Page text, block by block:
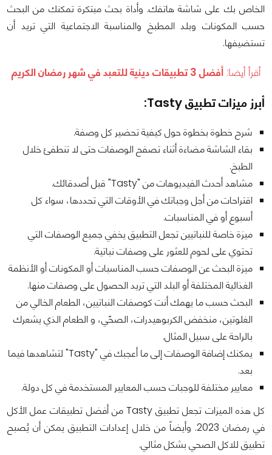
الخاص بك على شاشة هاتفك. وأداة بحث مبتكرة تمكنك من البحث
حسب المكونات وبلد المطبخ والمناسبة الاجتماعية التي تريد أن
تستضيفها.
أقرأ أيضا: أفضل 3 تطبيقات دينية للتعبد في شهر رمضان الكريم
أبرز ميزات تطبيق Tasty:
شرح خطوة بخطوة حول كيفية تحضير كل وصفة.
بقاء الشاشة مضاءة أثناء تصفح الوصفات حتى لا تنطفئ خلال
الطبخ.
مشاهد أحدث الفيديوهات من "Tasty" قبل أصدقائك.
اقتراحات من أجل وجباتك في الأوقات التي تحددها، سواء كل
أسبوع أو في المناسبات.
ميزة خاصة للنباتيين تجعل التطبيق يخفي جميع الوصفات التي
تحتوي على لحوم للعثور على وصفات نباتية.
ميزة البحث عن الوصفات حسب المناسبات أو المكونات أو الأنظمة
الغذائية المختلفة أو البلد التي تريد الحصول على وصفات منها.
البحث حسب ما يهمك أنت كوصفات النباتيين، الطعام الخالي من
الغلوتين، منخفض الكربوهيدرات، الصحّي، و الطعام الذي يشعرك
بالراحة على سبيل المثال.
يمكنك إضافة الوصفات إلى ما أعجبك في "Tasty" لتشاهدها فيما
بعد.
معايير مختلفة للوجبات حسب المعايير المستخدمة في كل دولة.
كل هذه الميزات تجعل تطبيق Tasty من أفضل تطبيقات عمل الأكل
في رمضان 2023. وأيضاً من خلال إعدادات التطبيق يمكن أن يُصبح
تطبيق للاكل الصحي بشكل مثالي.